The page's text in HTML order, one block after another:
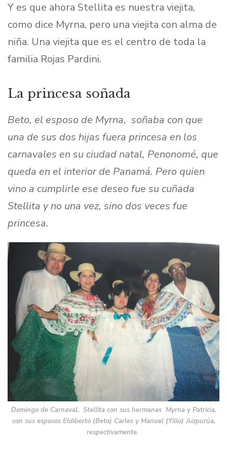
Y es que ahora Stellita es nuestra viejita,
como dice Myrna, pero una viejita con alma de
niña. Una viejita que es el centro de toda la
familia Rojas Pardini.
La princesa soñada
Beto, el esposo de Myrna, soñaba con que
una de sus dos hijas fuera princesa en los
carnavales en su ciudad natal, Penonomé, que
queda en el interior de Panamá. Pero quien
vino a cumplirle ese deseo fue su cuñada
Stellita y no una vez, sino dos veces fue
princesa.
Domingo de Carnaval. Stellita con sus hermanas Myrna y Patricia,
con sus esposos Eldiberto (Beto) Carles y Manuel (Yillo) Aizpurúa,
respectivamente.